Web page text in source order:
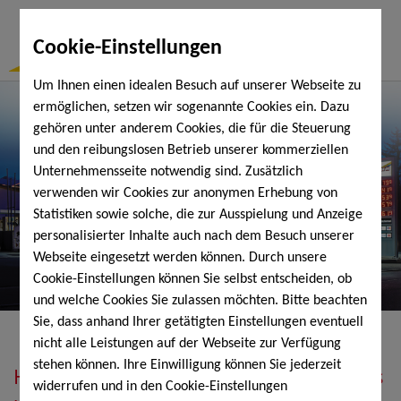
Cookie-Einstellungen
Um Ihnen einen idealen Besuch auf unserer Webseite zu
ermöglichen, setzen wir sogenannte Cookies ein. Dazu
gehören unter anderem Cookies, die für die Steuerung
und den reibungslosen Betrieb unserer kommerziellen
Unternehmensseite notwendig sind. Zusätzlich
verwenden wir Cookies zur anonymen Erhebung von
Statistiken sowie solche, die zur Ausspielung und Anzeige
personalisierter Inhalte auch nach dem Besuch unserer
Webseite eingesetzt werden können. Durch unsere
Cookie-Einstellungen können Sie selbst entscheiden, ob
und welche Cookies Sie zulassen möchten. Bitte beachten
Sie, dass anhand Ihrer getätigten Einstellungen eventuell
nicht alle Leistungen auf der Webseite zur Verfügung
stehen können. Ihre Einwilligung können Sie jederzeit
widerrufen und in den Cookie-Einstellungen
Heizöl, Diesel, Schmierstoffe, Holzpellets